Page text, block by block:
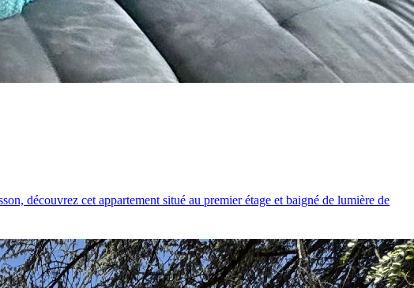
découvrez cet appartement situé au premier étage et baigné de lumière de